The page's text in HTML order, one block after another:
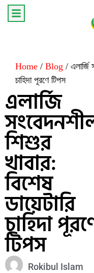
Home / Blog / এলার্জি
চাহিদা পূরণে টিপস
এলার্জি
শিশুর
খাবার:
বিশেষ
ডায়েটারি
চাহিদা
টিপস
Rokibul Islam